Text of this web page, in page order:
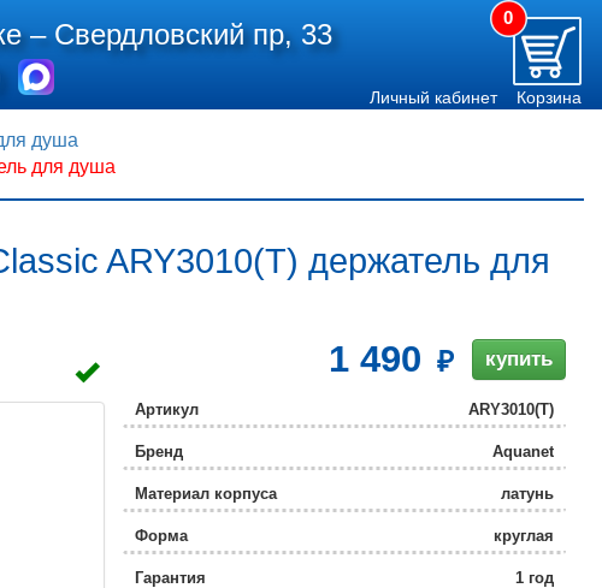
–Свердловский пр, 33
0
Личный кабинет Корзина
душа
для душа
ARY3010(T) держатель для
1 490 купить
Артикул ARY3010(T)
Бренд Aquanet
Материал корпуса латунь
Форма круглая
Гарантия 1 год